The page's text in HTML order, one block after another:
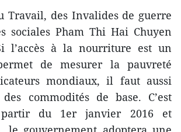
Travail, des Invalides de guerre
sociales Pham Thi Hai Chuyen
l’accès à la nourriture est un
de mesurer la pauvreté
mondiaux, il faut aussi
commodités de base. C’est
du 1er janvier 2016 et